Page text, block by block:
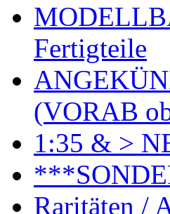
Fertigteile
(VORAB
1:35 & >
Raritäten /